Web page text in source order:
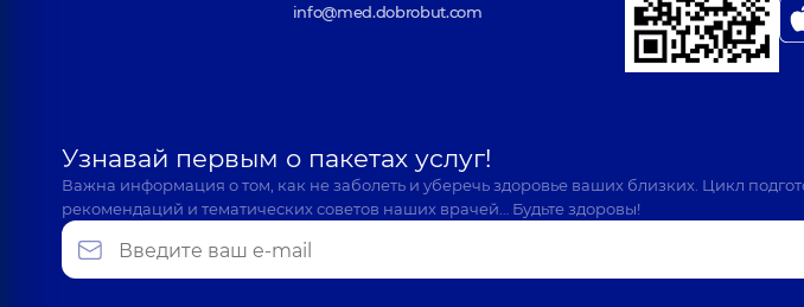
info@med.dobrobut.com
Узнавай первым о пакетах услуг!
Важна информация о том, как не заболеть и уберечь здоровье ваших близких. Цикл
рекомендаций и тематических советов наших врачей… Будьте здоровы!